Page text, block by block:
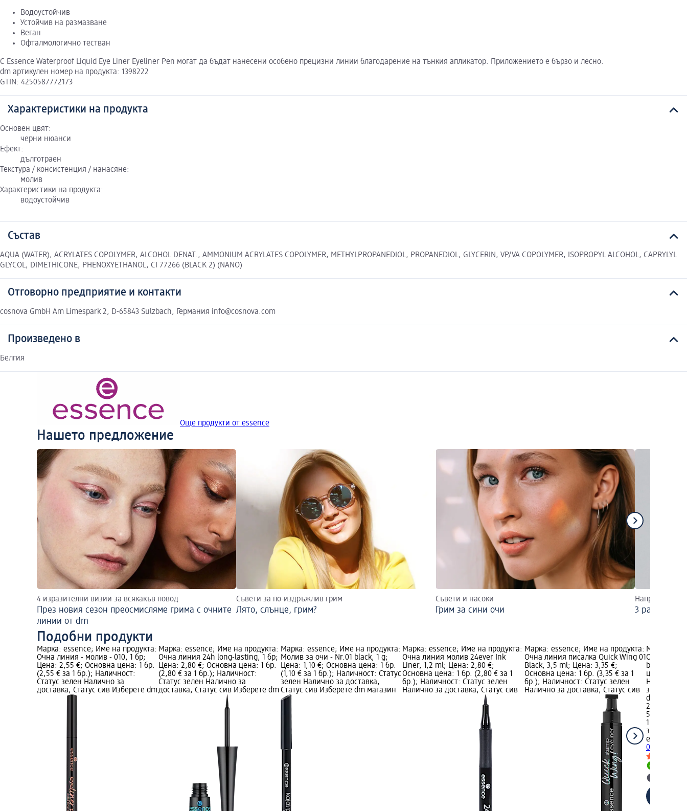
Водоустойчив
Устойчив на размазване
Веган
Офталмологично тестван
С Essence Waterproof Liquid Eye Liner Eyeliner Pen могат да бъдат нанесени особено прецизни линии благодарение на тънкия апликатор. Приложението е бързо и лесно.
dm артикулен номер на продукта: 1398222
GTIN: 4250587772173
Характеристики на продукта
Основен цвят:
черни нюанси
Ефект:
дълготраен
Текстура / консистенция / нанасяне:
молив
Характеристики на продукта:
водоустойчив
Състав
AQUA (WATER), ACRYLATES COPOLYMER, ALCOHOL DENAT., AMMONIUM ACRYLATES COPOLYMER, METHYLPROPANEDIOL, PROPANEDIOL, GLYCERIN, VP/VA COPOLYMER, ISOPROPYL ALCOHOL, CAPRYLYL
GLYCOL, DIMETHICONE, PHENOXYETHANOL, CI 77266 (BLACK 2) (NANO)
Отговорно предприятие и контакти
cosnova GmbH Am Limespark 2, D-65843 Sulzbach, Германия info@cosnova.com
Произведено в
Белгия
Още продукти от essence
Нашето предложение
4 изразителни визии за всякакъв повод
През новия сезон преосмисляме грима с очните
линии от dm
Съвети за по-издръжлив грим
Лято, слънце, грим?
Съвети и насоки
Грим за сини очи
Направете 3
3 различни
Подобни продукти
Марка: essence; Име на продукта:
Очна линия - молив - 010, 1 бр;
Цена: 2,55 €; Основна цена: 1 бр.
(2,55 € за 1 бр.); Наличност:
Статус зелен Налично за
доставка, Статус сив Изберете dm
Марка: essence; Име на продукта:
Очна линия 24h long-lasting, 1 бр;
Цена: 2,80 €; Основна цена: 1 бр.
(2,80 € за 1 бр.); Наличност:
Статус зелен Налично за
доставка, Статус сив Изберете dm
Марка: essence; Име на продукта:
Молив за очи - Nr.01 black, 1 g;
Цена: 1,10 €; Основна цена: 1 бр.
(1,10 € за 1 бр.); Наличност: Статус
зелен Налично за доставка,
Статус сив Изберете dm магазин
Марка: essence; Име на продукта:
Очна линия молив 24ever Ink
Liner, 1,2 ml; Цена: 2,80 €;
Основна цена: 1 бр. (2,80 € за 1
бр.); Наличност: Статус зелен
Налично за доставка, Статус сив
Марка: essence; Име на продукта:
Очна линия писалка Quick Wing 01
Black, 3,5 ml; Цена: 3,35 €;
Основна цена: 1 бр. (3,35 € за 1
бр.); Наличност: Статус зелен
Налично за доставка, Статус сив
Марка:
Очна
black, 3
цена: 1 бр.
за
dm
2,80 €
5,48 лв.
1 бр. (2,80
за 1 бр.)
essence
010 black,